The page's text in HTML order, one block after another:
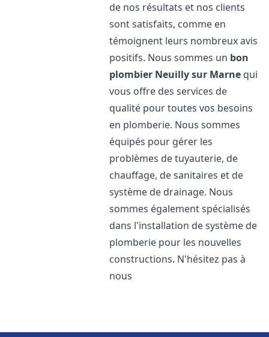
de nos résultats et nos clients
sont satisfaits, comme en
témoignent leurs nombreux avis
positifs. Nous sommes un bon
plombier Neuilly sur Marne qui
vous offre des services de
qualité pour toutes vos besoins
en plomberie. Nous sommes
équipés pour gérer les
problèmes de tuyauterie, de
chauffage, de sanitaires et de
système de drainage. Nous
sommes également spécialisés
dans l'installation de système de
plomberie pour les nouvelles
constructions. N'hésitez pas à
nous